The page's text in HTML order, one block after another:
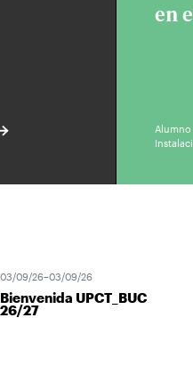
en
Alumno
03/09/26–03/09/26
Bienvenida UPCT_BUC
26/27